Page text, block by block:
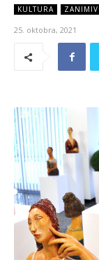
KULTURA
25. oktobra, 2021